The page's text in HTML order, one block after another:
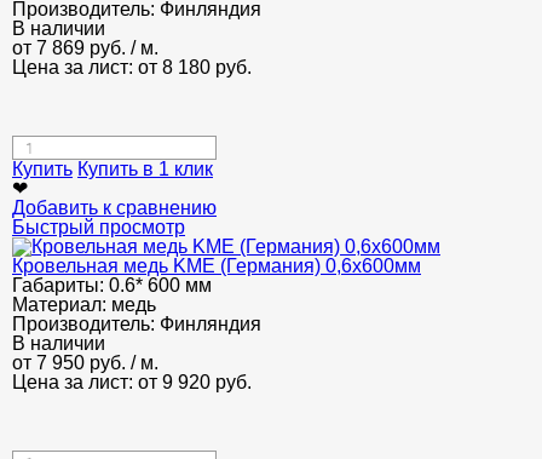
Производитель: Финляндия
В наличии
от 7 869 руб. / м.
Цена за лист: от 8 180 руб.
Купить Купить в 1 клик
❤
Добавить к сравнению
Быстрый просмотр
Кровельная медь KME (Германия) 0,6x600мм
Габариты: 0.6* 600 мм
Материал: медь
Производитель: Финляндия
В наличии
от 7 950 руб. / м.
Цена за лист: от 9 920 руб.